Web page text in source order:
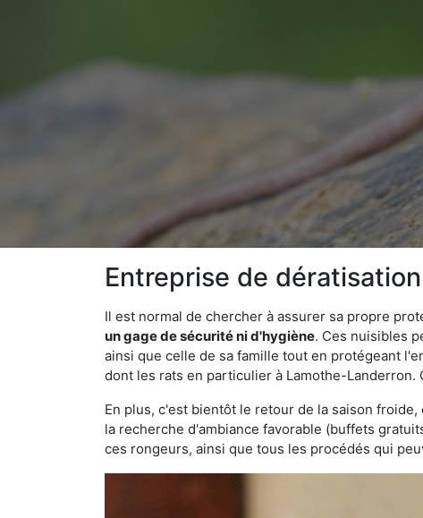
Entreprise de
Il est normal de chercher à assurer sa propre
un gage de sécurité ni d'hygiène. Ces nuisibles
ainsi que celle de sa famille tout en protégeant
dont les rats en particulier à Lamothe-Landerron.
En plus, c'est bientôt le retour de la saison
la recherche d'ambiance favorable (buffets
ces rongeurs, ainsi que tous les procédés qui